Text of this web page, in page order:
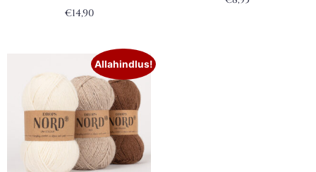
€14,90
Allahindlus!